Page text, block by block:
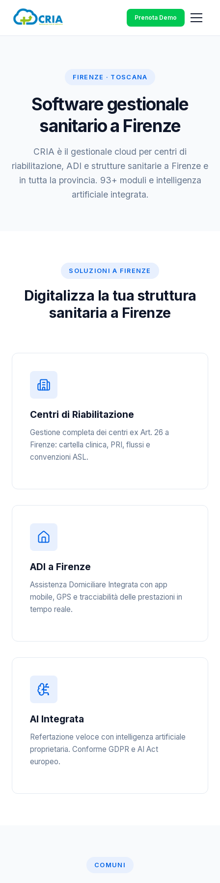
Prenota Demo
FIRENZE · TOSCANA
Software gestionale
sanitario a Firenze
CRIA è il gestionale cloud per centri di
riabilitazione, ADI e strutture sanitarie a Firenze e
in tutta la provincia. 93+ moduli e intelligenza
artificiale integrata.
SOLUZIONI A FIRENZE
Digitalizza la tua struttura
sanitaria a Firenze
Centri di Riabilitazione
Gestione completa dei centri ex Art. 26 a
Firenze: cartella clinica, PRI, flussi e
convenzioni ASL.
ADI a Firenze
Assistenza Domiciliare Integrata con app
mobile, GPS e tracciabilità delle prestazioni in
tempo reale.
AI Integrata
Refertazione veloce con intelligenza artificiale
proprietaria. Conforme GDPR e AI Act
europeo.
COMUNI